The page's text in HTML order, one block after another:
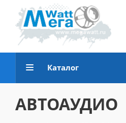
Каталог
АВТОАУДИО